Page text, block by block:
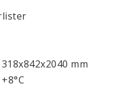
mm